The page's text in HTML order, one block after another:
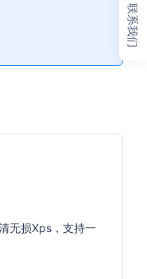
无损Xps，支持一
联系我们